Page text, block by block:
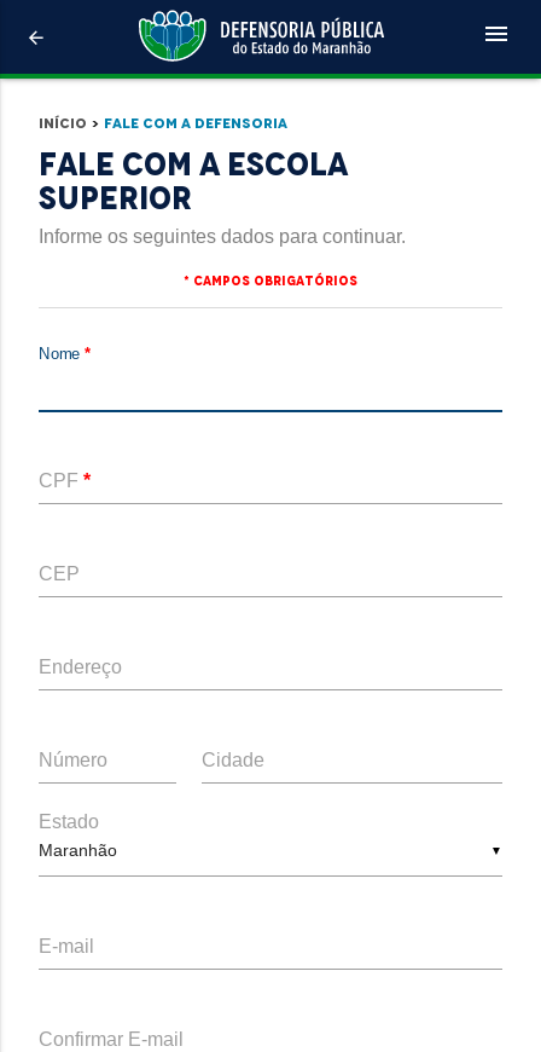
arrow_back menu
Início > Fale com a defensoria
FALE COM A Escola
Superior
Informe os seguintes dados para continuar.
* Campos Obrigatórios
Nome*
CPF*
CEP
Endereço
Número Cidade
▼
Estado
E-mail
Confirmar E-mail